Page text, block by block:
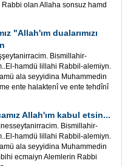
olan Allaha sonsuz hamd
"Allah'ım dualarımızı
Bismillahir-
hamdü lillahi Rabbil-alemiyn.
ala seyyidina Muhammedin
ente halaktenî ve ente tehdînî
Allah'ım kabul etsin...
Bismillahir-
hamdü lillahi Rabbil-alemiyn.
ala seyyidina Muhammedin
ecmaiyn Alemlerin Rabbi